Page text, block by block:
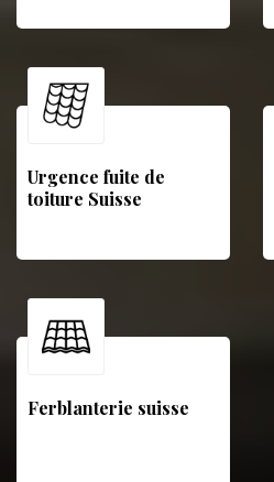
Urgence fuite de
toiture Suisse
Ferblanterie suisse